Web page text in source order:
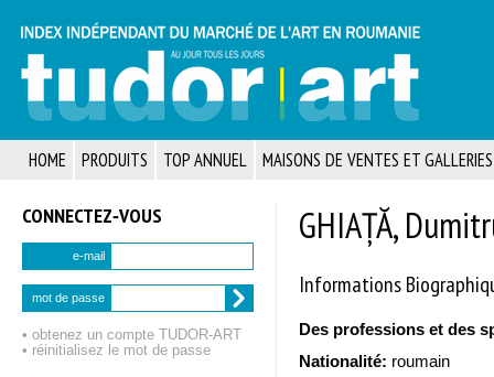
HOME PRODUITS TOP ANNUEL MAISONS DE VENTES ET GALLERIES
CONNECTEZ‑VOUS
e-mail
mot de passe
• obtenez un compte TUDOR‑ART
• réinitialisez le mot de passe
GHIAȚĂ,
Informations
Des professions et des
Nationalité: roumain